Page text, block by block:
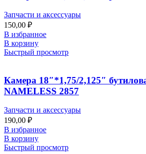
Запчасти и аксессуары
150,00 ₽
В избранное
В корзину
Быстрый просмотр
Камера 18″*1,75/2,125″
NAMELESS 2857
Запчасти и аксессуары
190,00 ₽
В избранное
В корзину
Быстрый просмотр